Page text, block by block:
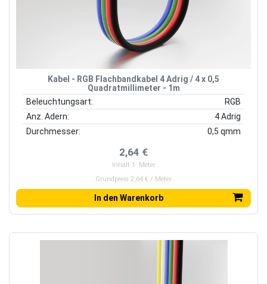
Kabel - RGB Flachbandkabel 4 Adrig / 4 x 0,5
Quadratmillimeter - 1m
Beleuchtungsart:
RGB
Anz. Adern:
4 Adrig
Durchmesser:
0,5 qmm
2,64 €
Inhalt 1
Meter
Grundpreis 2,64 € / Meter
In den Warenkorb